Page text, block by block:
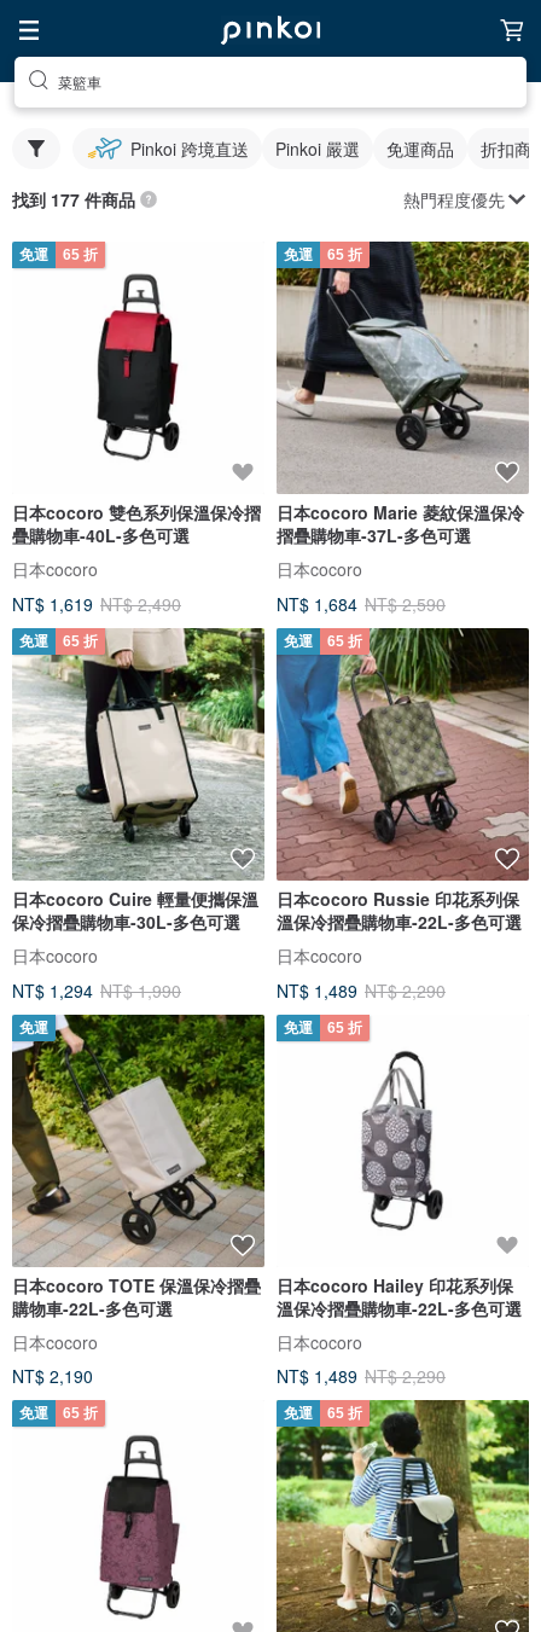
菜籃車
Pinkoi 跨境直送 Pinkoi 嚴選 免運商品 折扣商
找到 177 件商品 熱門程度優先
免運 65 折
日本cocoro 雙色系列保溫保冷摺
疊購物車-40L-多色可選
日本cocoro
NT$ 1,619 NT$ 2,490
免運 65 折
日本cocoro Marie 菱紋保溫保冷
摺疊購物車-37L-多色可選
日本cocoro
NT$ 1,684 NT$ 2,590
免運 65 折
日本cocoro Cuire 輕量便攜保溫
保冷摺疊購物車-30L-多色可選
日本cocoro
NT$ 1,294 NT$ 1,990
免運 65 折
日本cocoro Russie 印花系列保
溫保冷摺疊購物車-22L-多色可選
日本cocoro
NT$ 1,489 NT$ 2,290
免運
日本cocoro TOTE 保溫保冷摺疊
購物車-22L-多色可選
日本cocoro
NT$ 2,190
免運 65 折
日本cocoro Hailey 印花系列保
溫保冷摺疊購物車-22L-多色可選
日本cocoro
NT$ 1,489 NT$ 2,290
免運 65 折 免運 65 折